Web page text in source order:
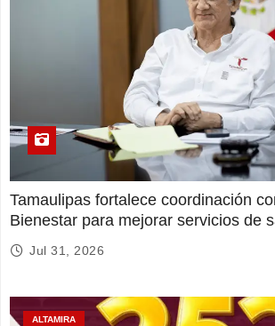
Tamaulipas fortalece coordinación
Bienestar para mejorar servicios de
Jul 31, 2026
ALTAMIRA